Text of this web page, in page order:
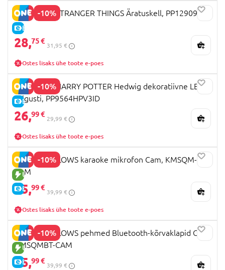
-10%
E-HIND
PALADONE STRANGER THINGS Äratuskell, PP12909ST
28,75 €
31,95 €
Ostes lisaks ühe toote e-poes
-10%
E-HIND
PALADONE HARRY POTTER Hedwig dekoratiivne LED-
valgusti, PP9564HPV3ID
26,99 €
29,99 €
Ostes lisaks ühe toote e-poes
-10%
UUS TOODE
E-HIND
SQUISHMALLOWS karaoke mikrofon Cam, KMSQM-BT-
CAM
35,99 €
39,99 €
Ostes lisaks ühe toote e-poes
-10%
UUS TOODE
E-HIND
SQUISHMALLOWS pehmed Bluetooth-kõrvaklapid Cam,
HMSQMBT-CAM
35,99 €
39,99 €